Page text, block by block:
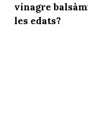
vinagre
les edats?